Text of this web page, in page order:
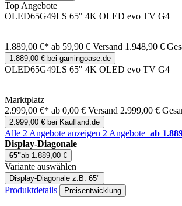
Top Angebote
OLED65G49LS 65" 4K OLED evo TV G4
1.889,00 €* ab 59,90 € Versand 1.948,90 €
1.889,00 € bei gamingoase.de
OLED65G49LS 65" 4K OLED evo TV G4
Marktplatz
2.999,00 €* ab 0,00 € Versand 2.999,00 €
2.999,00 € bei Kaufland.de
Alle 2 Angebote anzeigen 2 Angebote ab
Display-Diagonale
65"ab 1.889,00 €
Variante auswählen
Display-Diagonale z.B. 65"
Produktdetails Preisentwicklung